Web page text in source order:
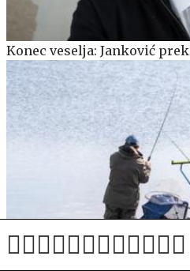
Konec veselja: Janković